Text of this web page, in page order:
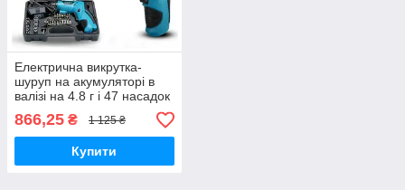
Електрична викрутка-
шуруп на акумуляторі в
валізі на 4.8 г і 47 насадок
із розкладною ручкою
RD00-31 Синій
866,25 ₴ 1 125 ₴
Купити